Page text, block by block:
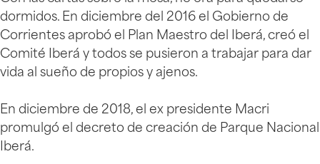
dormidos. En diciembre del 2016 el Gobierno de
Corrientes aprobó el Plan Maestro del Iberá, creó el
Comité Iberá y todos se pusieron a trabajar para dar
vida al sueño de propios y ajenos.
En diciembre de 2018, el ex presidente Macri
promulgó el decreto de creación de Parque Nacional
Iberá.